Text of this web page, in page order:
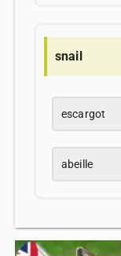
snail
escargot
abeille